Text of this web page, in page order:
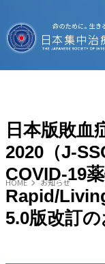
HOME お知らせ
日本版敗血
2020（J-
COVID-19
Rapid/
5.0版改訂